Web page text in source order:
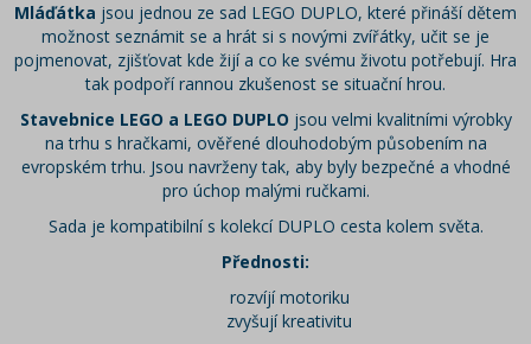
Mláďátka jsou jednou ze sad LEGO DUPLO, které přináší dětem
možnost seznámit se a hrát si s novými zvířátky, učit se je
pojmenovat, zjišťovat kde žijí a co ke svému životu potřebují. Hra
tak podpoří rannou zkušenost se situační hrou.
Stavebnice LEGO a LEGO DUPLO jsou velmi kvalitními výrobky
na trhu s hračkami, ověřené dlouhodobým působením na
evropském trhu. Jsou navrženy tak, aby byly bezpečné a vhodné
pro úchop malými ručkami.
Sada je kompatibilní s kolekcí DUPLO cesta kolem světa.
Přednosti:
rozvíjí motoriku
zvyšují kreativitu